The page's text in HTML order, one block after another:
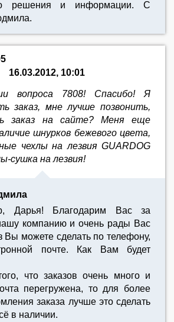
решения и информации. С
16.03.2012, 10:01
вопроса 7808! Спасибо! Я
заказ, мне лучше позвонить,
заказ на сайте? Меня еще
шнурков бежевого цвета,
чехлы на лезвия GUARDOG
сушка на лезвия!
Дарья! Благодарим Вас за
компанию и очень рады Вас
Вы можете сделать по телефону,
почте. Как Вам будет
что заказов очень много и
перегружена, то для более
заказа лучше это сделать
в наличии.